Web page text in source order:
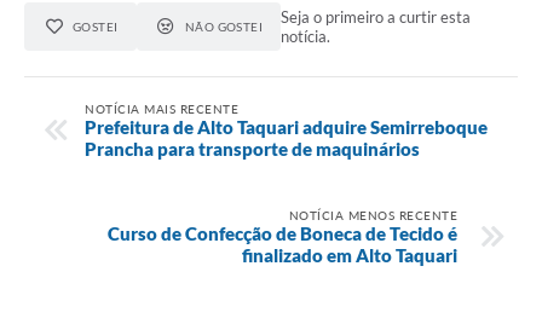
GOSTEI NÃO GOSTEI
Seja o primeiro a curtir esta
notícia.
NOTÍCIA MAIS RECENTE
Prefeitura de Alto Taquari adquire Semirreboque
Prancha para transporte de maquinários
NOTÍCIA MENOS RECENTE
Curso de Confecção de Boneca de Tecido é
finalizado em Alto Taquari